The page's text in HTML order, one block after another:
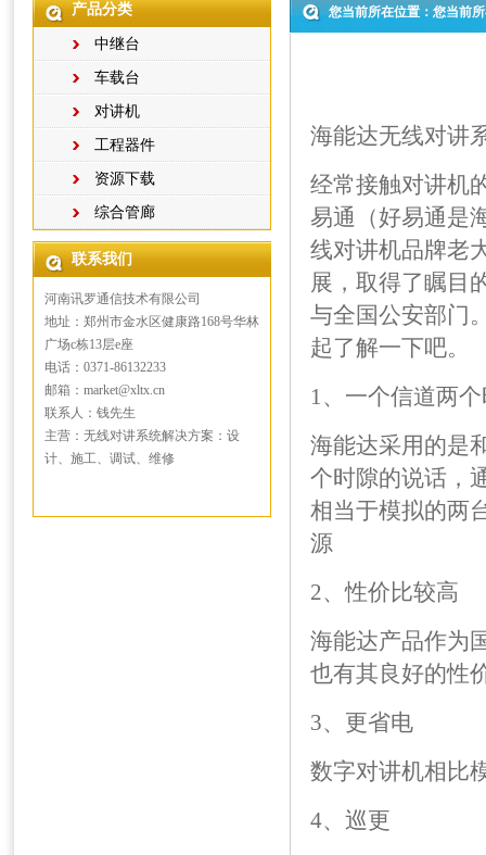
产品分类
中继台
车载台
对讲机
工程器件
资源下载
综合管廊
联系我们
河南讯罗通信技术有限公司
地址：郑州市金水区健康路168号华林
广场c栋13层e座
电话：0371-86132233
邮箱：market@xltx.cn
联系人：钱先生
主营：无线对讲系统解决方案：设
计、施工、调试、维修
您当前所在位置：您当前
海能达无线对讲
经常接触对讲机
易通（好易通是
线对讲机品牌老
展，取得了瞩目
与全国公安部门
起了解一下吧。
1、一个信道两
海能达采用的是
个时隙的说话，
相当于模拟的两
源
2、性价比较高
海能达产品作为
也有其良好的性
3、更省电
数字对讲机相比
4、巡更